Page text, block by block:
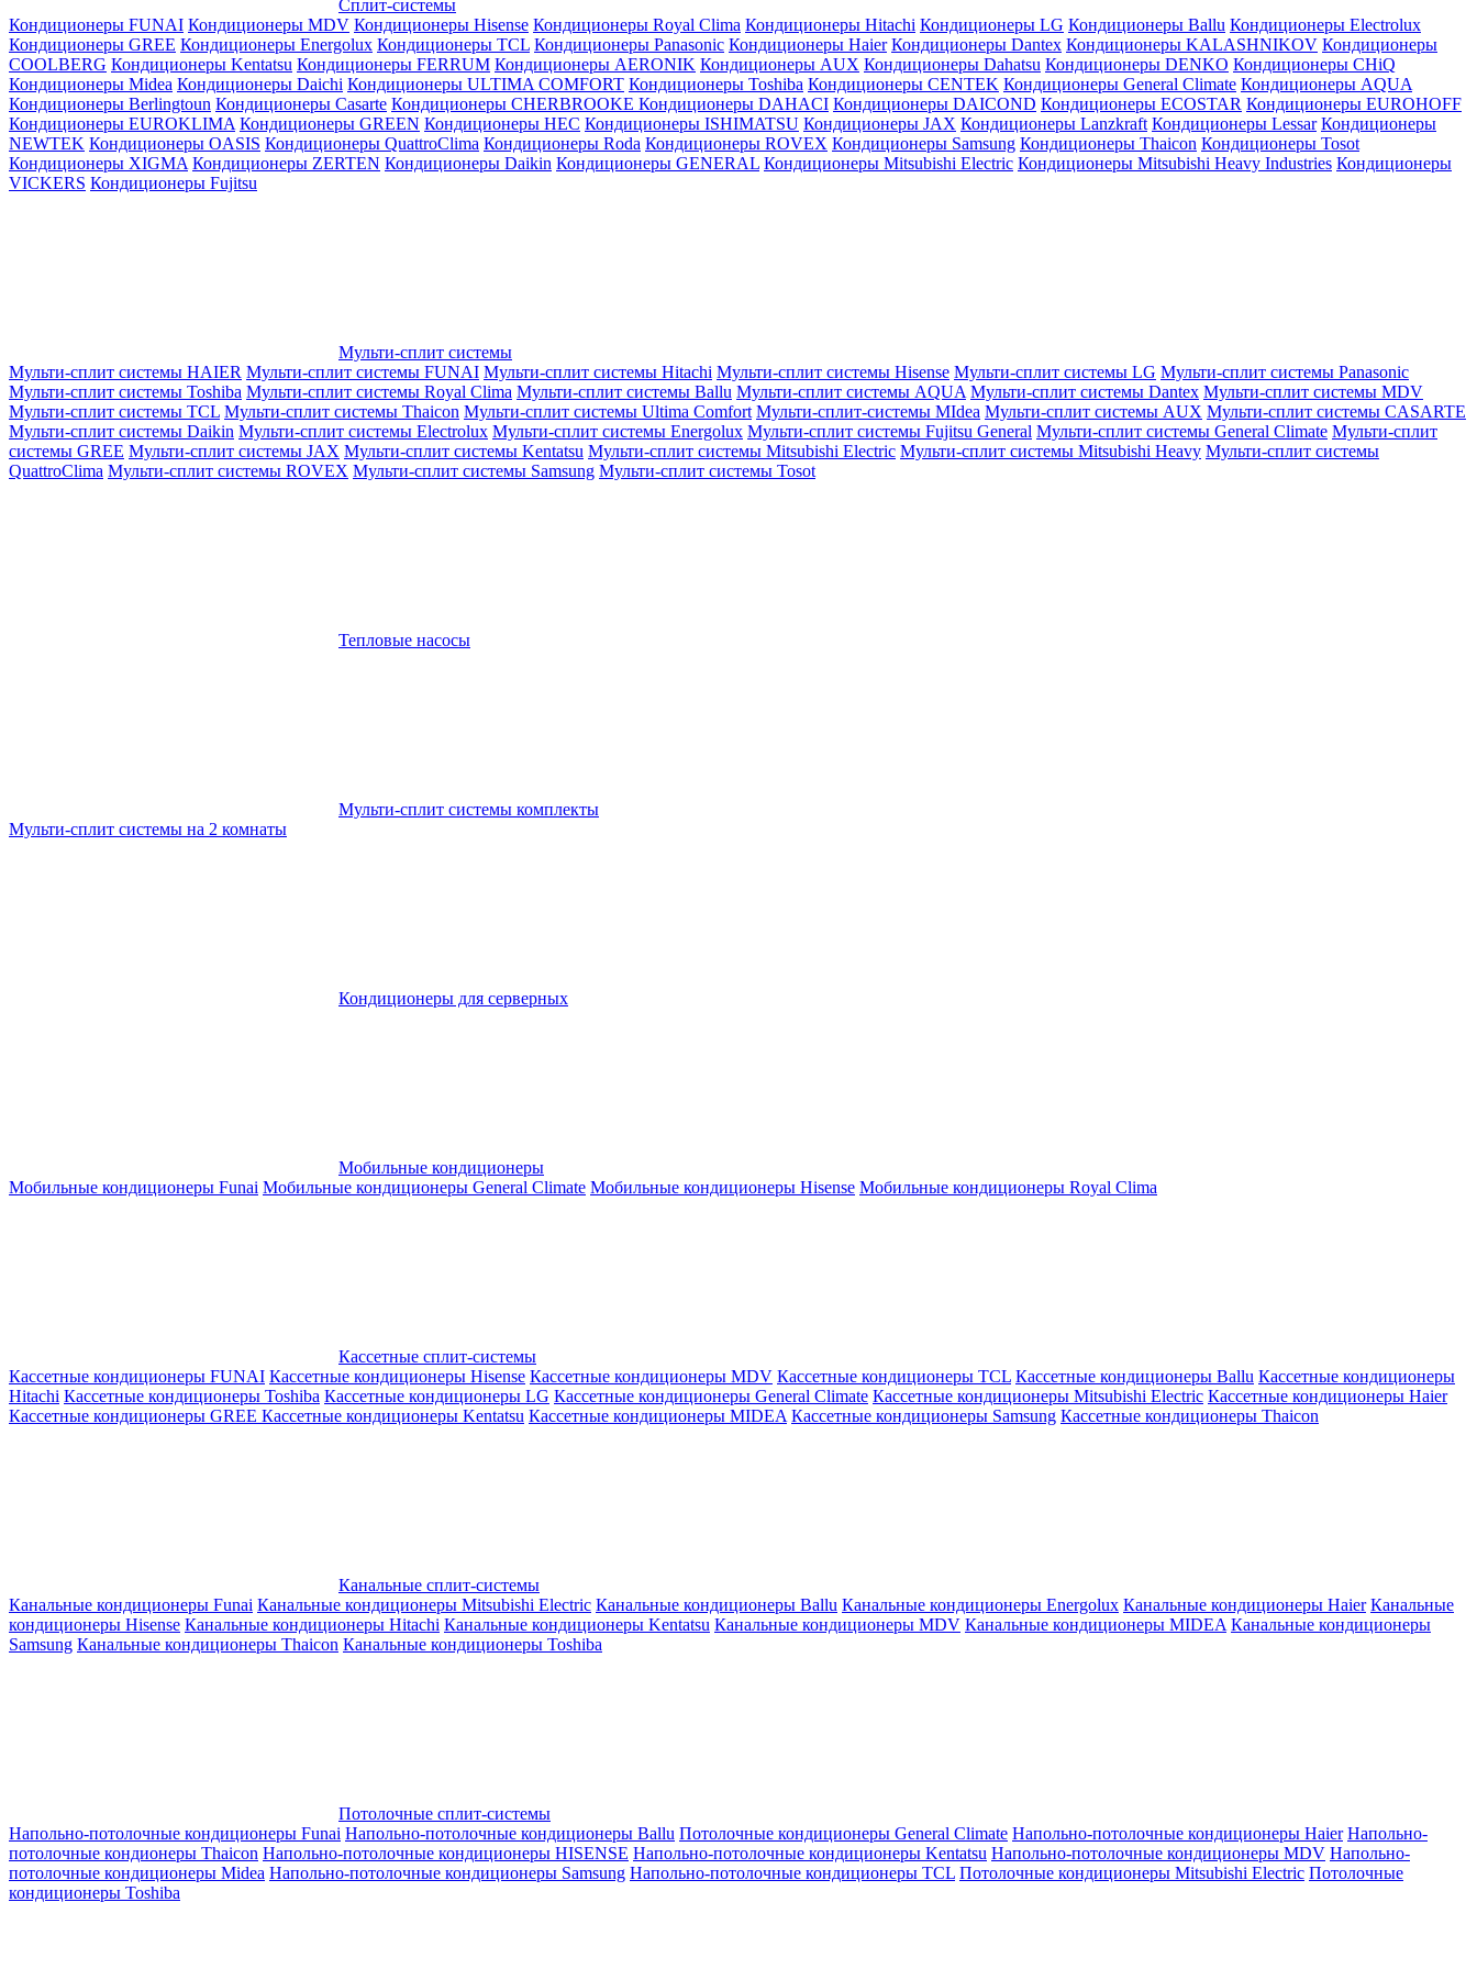
Сплит-системы
Кондиционеры FUNAI Кондиционеры MDV Кондиционеры Hisense Кондиционеры Royal Clima Кондиционеры Hitachi Кондиционеры LG Кондиционеры Ballu Кондиционеры Electrolux
Кондиционеры GREE Кондиционеры Energolux Кондиционеры TCL Кондиционеры Panasonic Кондиционеры Haier Кондиционеры Dantex Кондиционеры KALASHNIKOV Кондиционеры
СOOLBERG Кондиционеры Kentatsu Кондиционеры FERRUM Кондиционеры AERONIK Кондиционеры AUX Кондиционеры Dahatsu Кондиционеры DENKO Кондиционеры CHiQ
Кондиционеры Midea Кондиционеры Daichi Кондиционеры ULTIMA COMFORT Кондиционеры Toshiba Кондиционеры CENTEK Кондиционеры General Climate Кондиционеры AQUA
Кондиционеры Berlingtoun Кондиционеры Casarte Кондиционеры CHERBROOKE Кондиционеры DAHACI Кондиционеры DAICOND Кондиционеры ECOSTAR Кондиционеры EUROHOFF
Кондиционеры EUROKLIMA Кондиционеры GREEN Кондиционеры HEC Кондиционеры ISHIMATSU Кондиционеры JAX Кондиционеры Lanzkraft Кондиционеры Lessar Кондиционеры
NEWTEK Кондиционеры OASIS Кондиционеры QuattroClima Кондиционеры Roda Кондиционеры ROVEX Кондиционеры Samsung Кондиционеры Thaicon Кондиционеры Tosot
Кондиционеры XIGMA Кондиционеры ZERTEN Кондиционеры Daikin Кондиционеры GENERAL Кондиционеры Mitsubishi Electric Кондиционеры Mitsubishi Heavy Industries Кондиционеры
VICKERS Кондиционеры Fujitsu
Мульти-сплит системы
Мульти-сплит системы HAIER Мульти-сплит системы FUNAI Мульти-сплит системы Hitachi Мульти-сплит системы Hisense Мульти-сплит системы LG Мульти-сплит системы Panasonic
Мульти-сплит системы Toshiba Мульти-сплит системы Royal Clima Мульти-сплит системы Ballu Мульти-сплит системы AQUA Мульти-сплит системы Dantex Мульти-сплит системы MDV
Мульти-сплит системы TCL Мульти-сплит системы Thaicon Мульти-сплит системы Ultima Comfort Мульти-сплит-системы MIdea Мульти-сплит системы AUX Мульти-сплит системы CASARTE
Мульти-сплит системы Daikin Мульти-сплит системы Electrolux Мульти-сплит системы Energolux Мульти-сплит системы Fujitsu General Мульти-сплит системы General Climate Мульти-сплит
системы GREE Мульти-сплит системы JAX Мульти-сплит системы Kentatsu Мульти-сплит системы Mitsubishi Electric Мульти-сплит системы Mitsubishi Heavy Мульти-сплит системы
QuattroClima Мульти-сплит системы ROVEX Мульти-сплит системы Samsung Мульти-сплит системы Tosot
Тепловые насосы
Мульти-сплит системы комплекты
Мульти-сплит системы на 2 комнаты
Кондиционеры для серверных
Мобильные кондиционеры
Мобильные кондиционеры Funai Мобильные кондиционеры General Climate Мобильные кондиционеры Hisense Мобильные кондиционеры Royal Clima
Кассетные сплит-системы
Кассетные кондиционеры FUNAI Кассетные кондиционеры Hisense Кассетные кондиционеры MDV Кассетные кондиционеры TCL Кассетные кондиционеры Ballu Кассетные кондиционеры
Hitachi Кассетные кондиционеры Toshiba Кассетные кондиционеры LG Кассетные кондиционеры General Climate Кассетные кондиционеры Mitsubishi Electric Кассетные кондиционеры Haier
Кассетные кондиционеры GREE Кассетные кондиционеры Kentatsu Кассетные кондиционеры MIDEA Кассетные кондиционеры Samsung Кассетные кондиционеры Thaicon
Канальные сплит-системы
Канальные кондиционеры Funai Канальные кондиционеры Mitsubishi Electric Канальные кондиционеры Ballu Канальные кондиционеры Energolux Канальные кондиционеры Haier Канальные
кондиционеры Hisense Канальные кондиционеры Hitachi Канальные кондиционеры Kentatsu Канальные кондиционеры MDV Канальные кондиционеры MIDEA Канальные кондиционеры
Samsung Канальные кондиционеры Thaicon Канальные кондиционеры Toshiba
Потолочные сплит-системы
Напольно-потолочные кондиционеры Funai Напольно-потолочные кондиционеры Ballu Потолочные кондиционеры General Climate Напольно-потолочные кондиционеры Haier Напольно-
потолочные кондионеры Thaicon Напольно-потолочные кондиционеры HISENSE Напольно-потолочные кондиционеры Kentatsu Напольно-потолочные кондиционеры MDV Напольно-
потолочные кондиционеры Midea Напольно-потолочные кондиционеры Samsung Напольно-потолочные кондиционеры TCL Потолочные кондиционеры Mitsubishi Electric Потолочные
кондиционеры Toshiba